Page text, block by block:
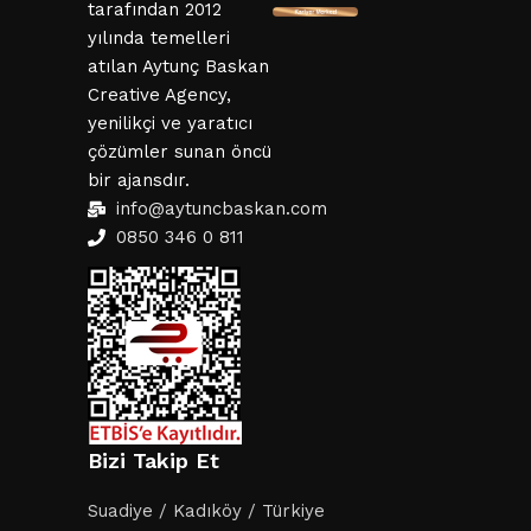
tarafından 2012
yılında temelleri
atılan Aytunç Baskan
Creative Agency,
yenilikçi ve yaratıcı
çözümler sunan öncü
bir ajansdır.
info@aytuncbaskan.com
0850 346 0 811
Bizi Takip Et
Suadiye / Kadıköy / Türkiye